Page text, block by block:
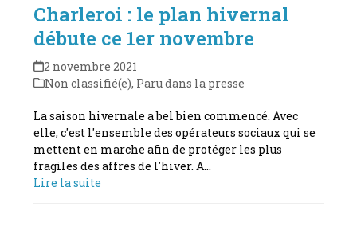
Charleroi : le plan hivernal
débute ce 1er novembre
2 novembre 2021
Non classifié(e), Paru dans la presse
La saison hivernale a bel bien commencé. Avec
elle, c'est l'ensemble des opérateurs sociaux qui se
mettent en marche afin de protéger les plus
fragiles des affres de l'hiver. A…
Lire la suite